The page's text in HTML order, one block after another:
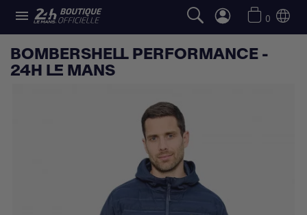
 0
BOMBERSHELL PERFORMANCE -
24H LE MANS